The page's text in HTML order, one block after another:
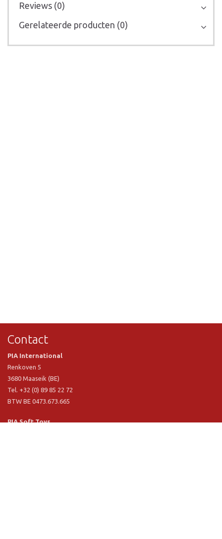
Reviews (0)
Gerelateerde producten (0)
Contact
PIA International
Renkoven 5
3680 Maaseik (BE)
Tel. +32 (0) 89 85 22 72
BTW BE 0473.673.665
PIA Soft Toys